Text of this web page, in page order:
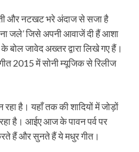
और नटखट भरे अंदाज से सजा है
ना जले’ जिसे अपनी आवाजें दी हैं आशा
जावेद अख्तर द्वारा लिखे गए हैं।
2015 में सोनी म्यूजिक से रिलीज
रहा है। यहाँ तक की शादियों में जोड़ों
है। आईए आज के पावन पर्व पर
हैं और सुनते हैं ये मधुर गीत।